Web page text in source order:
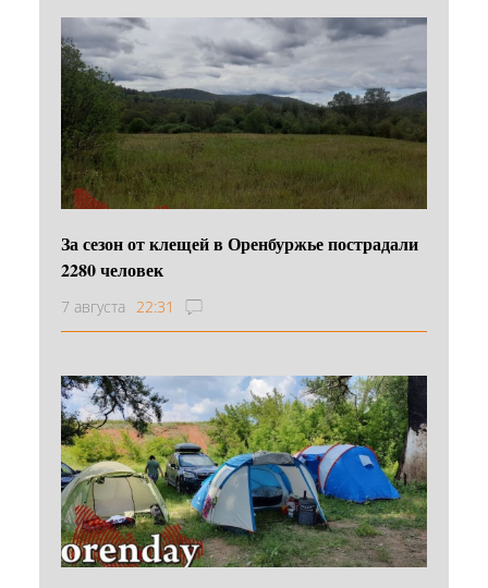
За сезон от клещей в Оренбуржье пострадали
2280 человек
7 августа 22:31